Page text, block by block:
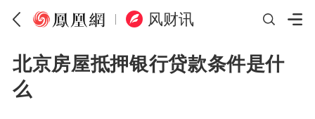
风财讯
北京房屋抵押银行贷款条件是什
么